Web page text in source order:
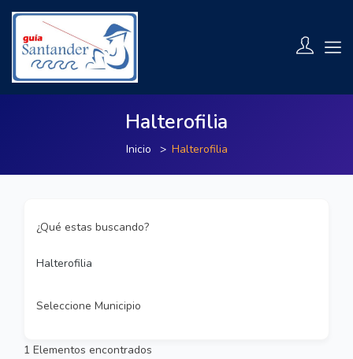
Halterofilia
Inicio Halterofilia
¿Qué estas buscando?
Halterofilia
Seleccione Municipio
1 Elementos encontrados